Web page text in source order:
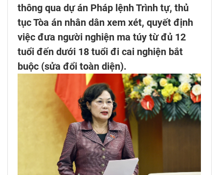
thông qua dự án Pháp lệnh Trình tự, thủ
tục Tòa án nhân dân xem xét, quyết định
việc đưa người nghiện ma túy từ đủ 12
tuổi đến dưới 18 tuổi đi cai nghiện bắt
buộc (sửa đổi toàn diện).